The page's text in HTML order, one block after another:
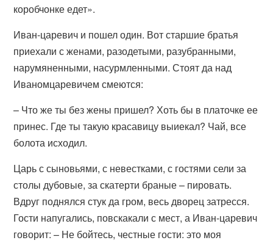
коробчонке едет».
Иван-царевич и пошел один. Вот старшие братья
приехали с женами, разодетыми, разубранными,
нарумяненными, насурмленными. Стоят да над
Иваномцаревичем смеются:
– Что же ты без жены пришел? Хоть бы в платочке ее
принес. Где ты такую красавицу выиекал? Чай, все
болота исходил.
Царь с сыновьями, с невестками, с гостями сели за
столы дубовые, за скатерти браные – пировать.
Вдруг поднялся стук да гром, весь дворец затресся.
Гости напугались, повскакали с мест, а Иван-царевич
говорит: – Не бойтесь, честные гости: это моя